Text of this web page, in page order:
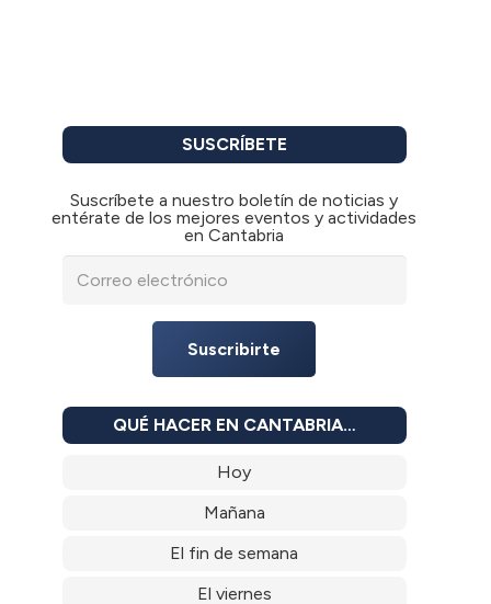
SUSCRÍBETE
Suscríbete a nuestro boletín de noticias y
entérate de los mejores eventos y actividades
en Cantabria
Suscribirte
QUÉ HACER EN CANTABRIA…
Hoy
Mañana
El fin de semana
El viernes